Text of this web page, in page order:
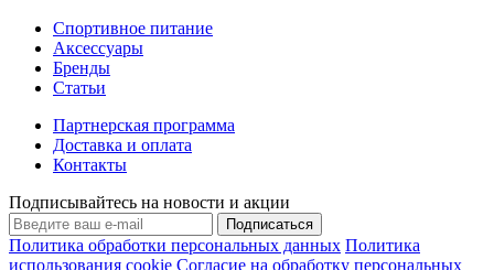
Спортивное питание
Аксессуары
Бренды
Статьи
Партнерская программа
Доставка и оплата
Контакты
Подписывайтесь на новости и акции
Подписаться
Политика обработки персональных данных Политика
использования cookie Согласие на обработку персональных